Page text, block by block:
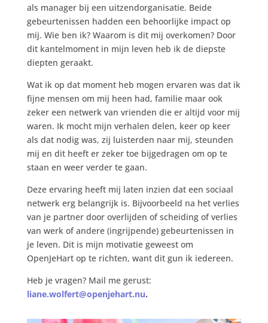
als manager bij een uitzendorganisatie. Beide
gebeurtenissen hadden een behoorlijke impact op
mij. Wie ben ik? Waarom is dit mij overkomen? Door
dit kantelmoment in mijn leven heb ik de diepste
diepten geraakt.
Wat ik op dat moment heb mogen ervaren was dat ik
fijne mensen om mij heen had, familie maar ook
zeker een netwerk van vrienden die er altijd voor mij
waren. Ik mocht mijn verhalen delen, keer op keer
als dat nodig was, zij luisterden naar mij, steunden
mij en dit heeft er zeker toe bijgedragen om op te
staan en weer verder te gaan.
Deze ervaring heeft mij laten inzien dat een sociaal
netwerk erg belangrijk is. Bijvoorbeeld na het verlies
van je partner door overlijden of scheiding of verlies
van werk of andere (ingrijpende) gebeurtenissen in
je leven. Dit is mijn motivatie geweest om
OpenJeHart op te richten, want dit gun ik iedereen.
Heb je vragen? Mail me gerust:
liane.wolfert@openjehart.nu.